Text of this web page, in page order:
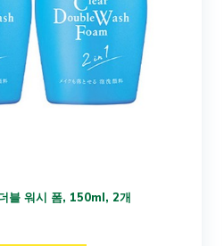
블 워시 폼, 150ml, 2개